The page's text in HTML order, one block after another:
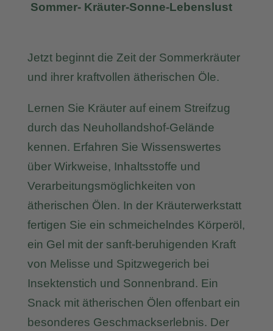
Sommer- Kräuter-Sonne-Lebenslust
Jetzt beginnt die Zeit der Sommerkräuter
und ihrer kraftvollen ätherischen Öle.
Lernen Sie Kräuter auf einem Streifzug
durch das Neuhollandshof-Gelände
kennen. Erfahren Sie Wissenswertes
über Wirkweise, Inhaltsstoffe und
Verarbeitungsmöglichkeiten von
ätherischen Ölen. In der Kräuterwerkstatt
fertigen Sie ein schmeichelndes Körperöl,
ein Gel mit der sanft-beruhigenden Kraft
von Melisse und Spitzwegerich bei
Insektenstich und Sonnenbrand. Ein
Snack mit ätherischen Ölen offenbart ein
besonderes Geschmackserlebnis. Der